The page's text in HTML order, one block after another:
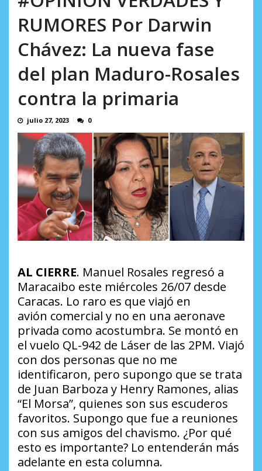
RUMORES Por Darwin
Chávez: La nueva fase
del plan Maduro-Rosales
contra la primaria
julio 27, 2023 0
AL CIERRE. Manuel Rosales regresó a
Maracaibo este miércoles 26/07 desde
Caracas. Lo raro es que viajó en
avión comercial y no en una aeronave
privada como acostumbra. Se montó en
el vuelo QL-942 de Láser de las 2PM. Viajó
con dos personas que no me
identificaron, pero supongo que se trata
de Juan Barboza y Henry Ramones, alias
“El Morsa”, quienes son sus escuderos
favoritos. Supongo que fue a reuniones
con sus amigos del chavismo. ¿Por qué
esto es importante? Lo entenderán más
adelante en esta columna.